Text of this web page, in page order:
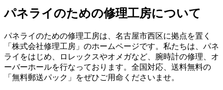
パネライのための修理工房について
パネライのための修理工房は、名古屋市西区に拠点を置く
「株式会社修理工房」のホームページです。私たちは、パネ
ライをはじめ、ロレックスやオメガなど、腕時計の修理、オ
ーバーホールを行なっております。全国対応、送料無料の
「無料郵送パック」をぜひご用命くださいませ。